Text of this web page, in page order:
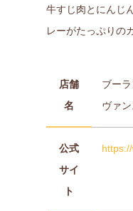
牛すじ肉とにんじ
レーがたっぷりの
店舗
名
ブー
ヴァン
公式
サイ
ト